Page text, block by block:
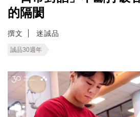
的隔閡
撰文 迷誠品
誠品30週年